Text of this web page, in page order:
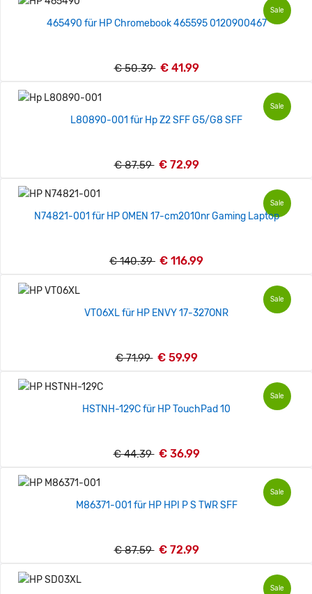
Sale
465490 für HP Chromebook 465595 0120900467
€ 50.39 € 41.99
Sale
L80890-001 für Hp Z2 SFF G5/G8 SFF
€ 87.59 € 72.99
Sale
N74821-001 für HP OMEN 17-cm2010nr Gaming Laptop
€ 140.39 € 116.99
Sale
VT06XL für HP ENVY 17-327ONR
€ 71.99 € 59.99
Sale
HSTNH-129C für HP TouchPad 10
€ 44.39 € 36.99
Sale
M86371-001 für HP HPI P S TWR SFF
€ 87.59 € 72.99
Sale